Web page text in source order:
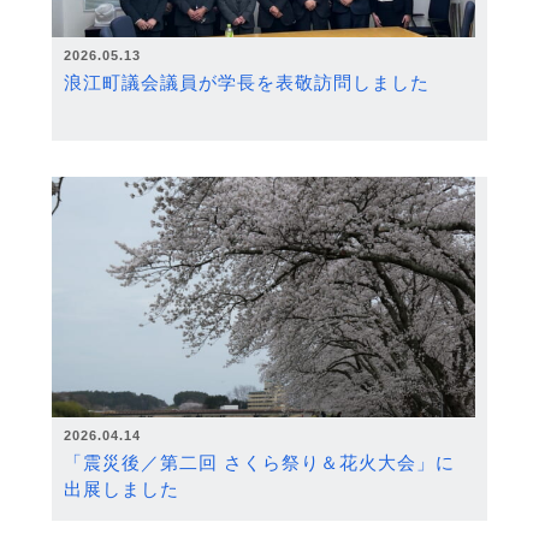
2026.05.13
浪江町議会議員が学長を表敬訪問しました
2026.04.14
「震災後／第二回 さくら祭り＆花火大会」に
出展しました